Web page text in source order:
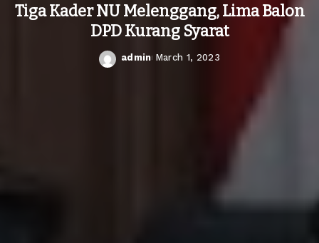
Tiga Kader NU Melenggang, Lima Balon
DPD Kurang Syarat
Posted
admin March 1, 2023